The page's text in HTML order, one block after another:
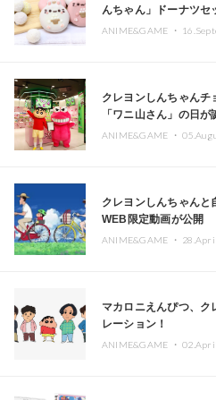
んちゃん」ドーナツセ
ANIME&GAME ・
クレヨンしんちゃんチ
「ワニ山さん」の日が
ANIME&GAME ・
クレヨンしんちゃんと
WEB限定動画が公開
ANIME&GAME ・
マカロニえんぴつ、ク
レーション！
ANIME&GAME ・